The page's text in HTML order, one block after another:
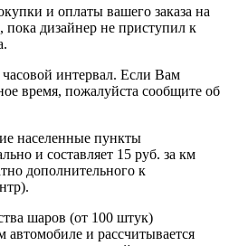
и оплаты вашего заказа на
дизайнер не приступил к
часовой интервал. Если Вам
время, пожалуйста сообщите об
населенные пункты
и составляет 15 руб. за км
дополнительного к
шаров (от 100 штук)
автомобиле и рассчитывается